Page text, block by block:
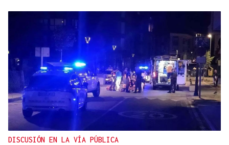
DISCUSIÓN EN LA VÍA PÚBLICA